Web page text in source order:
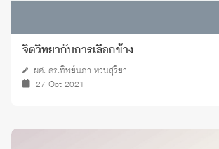
จิตวิทยากับการเลือกข้าง
ผศ. ดร.ทิพย์นภา หวนสุริยา
27 Oct 2021